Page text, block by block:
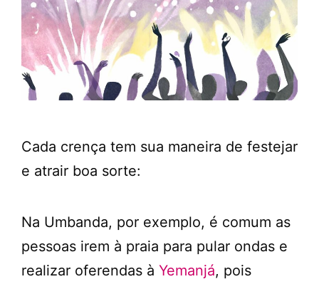
Cada crença tem sua maneira de festejar
e atrair boa sorte:
Na Umbanda, por exemplo, é comum as
pessoas irem à praia para pular ondas e
realizar oferendas à Yemanjá, pois